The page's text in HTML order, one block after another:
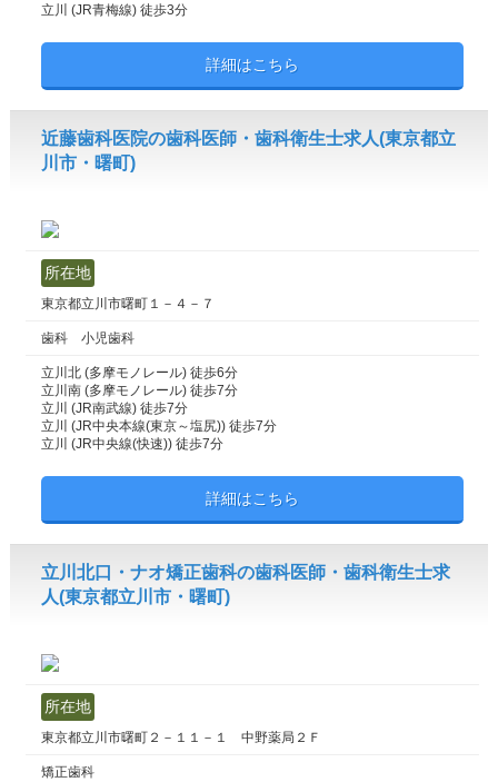
立川 (JR青梅線) 徒歩3分
詳細はこちら
近藤歯科医院の歯科医師・歯科衛生士求人(東京都立
川市・曙町)
所在地
東京都立川市曙町１－４－７
歯科 小児歯科
立川北 (多摩モノレール) 徒歩6分
立川南 (多摩モノレール) 徒歩7分
立川 (JR南武線) 徒歩7分
立川 (JR中央本線(東京～塩尻)) 徒歩7分
立川 (JR中央線(快速)) 徒歩7分
詳細はこちら
立川北口・ナオ矯正歯科の歯科医師・歯科衛生士求
人(東京都立川市・曙町)
所在地
東京都立川市曙町２－１１－１ 中野薬局２Ｆ
矯正歯科